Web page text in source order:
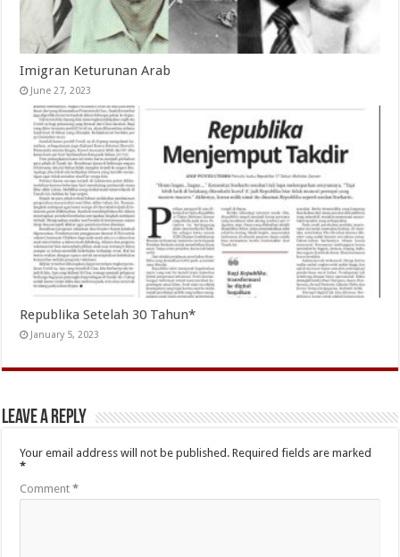
Imigran Keturunan Arab
June 27, 2023
Republika Setelah 30 Tahun*
January 5, 2023
Leave a Reply
Your email address will not be published. Required fields are marked
*
Comment*